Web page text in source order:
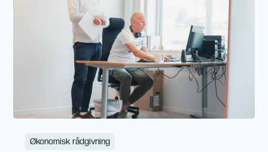
Økonomisk rådgivning